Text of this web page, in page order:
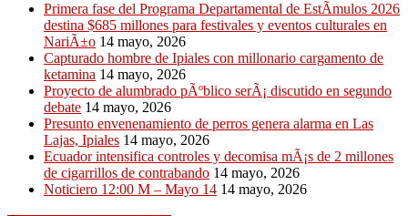
Primera fase del Programa Departamental de EstÃ­mulos 2026
destina $685 millones para festivales y eventos culturales en
NariÃ±o 14 mayo, 2026
Capturado hombre de Ipiales con millonario cargamento de
ketamina 14 mayo, 2026
Proyecto de alumbrado pÃºblico serÃ¡ discutido en segundo
debate 14 mayo, 2026
Presunto envenenamiento de perros genera alarma en Las
Lajas, Ipiales 14 mayo, 2026
Ecuador intensifica controles y decomisa mÃ¡s de 2 millones
de cigarrillos de contrabando 14 mayo, 2026
Noticiero 12:00 M – Mayo 14 14 mayo, 2026